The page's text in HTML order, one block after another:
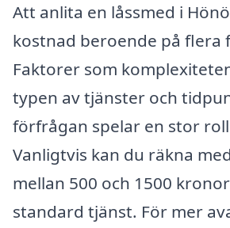
Att anlita en låssmed i
kostnad beroende på flera
Faktorer som
typen av tjänster och
förfrågan spelar en stor
Vanligtvis kan du räkna
mellan 500 och 1500
standard tjänst. För mer